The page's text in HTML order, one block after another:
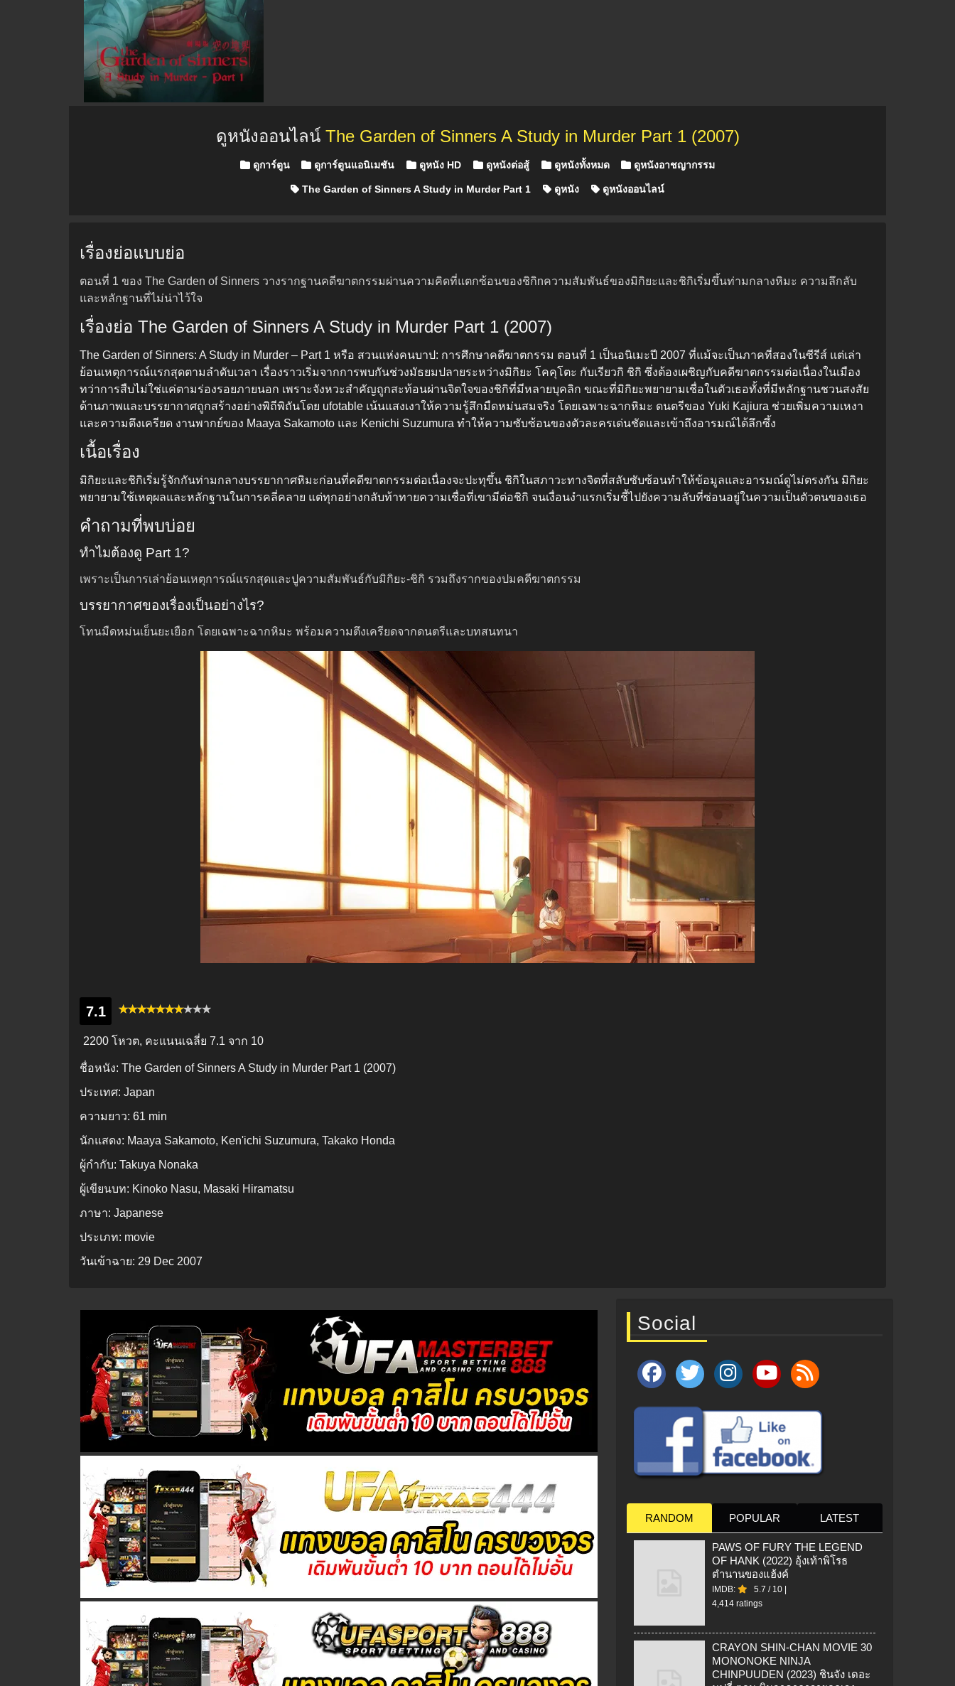
ดูหนังออนไลน์ The Garden of Sinners A Study in Murder Part 1 (2007)
Posted in
ดูการ์ตูน ดูการ์ตูนแอนิเมชัน ดูหนัง HD ดูหนังต่อสู้ ดูหนังทั้งหมด ดูหนังอาชญากรรม
The Garden of Sinners A Study in Murder Part 1 ดูหนัง ดูหนังออนไลน์
เรื่องย่อแบบย่อ
ตอนที่ 1 ของ The Garden of Sinners วางรากฐานคดีฆาตกรรมผ่านความคิดที่แตกซ้อนของชิกิnความสัมพันธ์ของมิกิยะและชิกิเริ่มขึ้นท่ามกลางหิมะ ความลึกลับ
และหลักฐานที่ไม่น่าไว้ใจ
เรื่องย่อ The Garden of Sinners A Study in Murder Part 1 (2007)
The Garden of Sinners: A Study in Murder – Part 1 หรือ สวนแห่งคนบาป: การศึกษาคดีฆาตกรรม ตอนที่ 1 เป็นอนิเมะปี 2007 ที่แม้จะเป็นภาคที่สองในซีรีส์ แต่เล่า
ย้อนเหตุการณ์แรกสุดตามลำดับเวลา เรื่องราวเริ่มจากการพบกันช่วงมัธยมปลายระหว่างมิกิยะ โคคุโตะ กับเรียวกิ ชิกิ ซึ่งต้องเผชิญกับคดีฆาตกรรมต่อเนื่องในเมือง
ทว่าการสืบไม่ใช่แค่ตามร่องรอยภายนอก เพราะจังหวะสำคัญถูกสะท้อนผ่านจิตใจของชิกิที่มีหลายบุคลิก ขณะที่มิกิยะพยายามเชื่อในตัวเธอทั้งที่มีหลักฐานชวนสงสัย
ด้านภาพและบรรยากาศถูกสร้างอย่างพิถีพิถันโดย ufotable เน้นแสงเงาให้ความรู้สึกมืดหม่นสมจริง โดยเฉพาะฉากหิมะ ดนตรีของ Yuki Kajiura ช่วยเพิ่มความเหงา
และความตึงเครียด งานพากย์ของ Maaya Sakamoto และ Kenichi Suzumura ทำให้ความซับซ้อนของตัวละครเด่นชัดและเข้าถึงอารมณ์ได้ลึกซึ้ง
เนื้อเรื่อง
มิกิยะและชิกิเริ่มรู้จักกันท่ามกลางบรรยากาศหิมะก่อนที่คดีฆาตกรรมต่อเนื่องจะปะทุขึ้น ชิกิในสภาวะทางจิตที่สลับซับซ้อนทำให้ข้อมูลและอารมณ์ดูไม่ตรงกัน มิกิยะ
พยายามใช้เหตุผลและหลักฐานในการคลี่คลาย แต่ทุกอย่างกลับท้าทายความเชื่อที่เขามีต่อชิกิ จนเงื่อนงำแรกเริ่มชี้ไปยังความลับที่ซ่อนอยู่ในความเป็นตัวตนของเธอ
คำถามที่พบบ่อย
ทำไมต้องดู Part 1?
เพราะเป็นการเล่าย้อนเหตุการณ์แรกสุดและปูความสัมพันธ์กับมิกิยะ-ชิกิ รวมถึงรากของปมคดีฆาตกรรม
บรรยากาศของเรื่องเป็นอย่างไร?
โทนมืดหม่นเย็นยะเยือก โดยเฉพาะฉากหิมะ พร้อมความตึงเครียดจากดนตรีและบทสนทนา
7.1
2200 โหวต, คะแนนเฉลี่ย 7.1 จาก 10
ชื่อหนัง: The Garden of Sinners A Study in Murder Part 1 (2007)
ประเทศ: Japan
ความยาว: 61 min
นักแสดง: Maaya Sakamoto, Ken'ichi Suzumura, Takako Honda
ผู้กำกับ: Takuya Nonaka
ผู้เขียนบท: Kinoko Nasu, Masaki Hiramatsu
ภาษา: Japanese
ประเภท: movie
วันเข้าฉาย: 29 Dec 2007
Social
RANDOM POPULAR LATEST
PAWS OF FURY THE LEGEND
OF HANK (2022) อุ้งเท้าพิโรธ
ตำนานของแฮ้งค์
IMDB: 5.7 / 10
4,414 ratings
CRAYON SHIN-CHAN MOVIE 30
MONONOKE NINJA
CHINPUUDEN (2023) ชินจัง เดอะ